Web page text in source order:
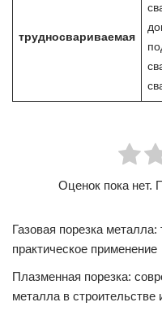
трудносвариваемая
Оценок пока нет.
Газовая порезка
практическое применение
Плазменная порезка:
металла в